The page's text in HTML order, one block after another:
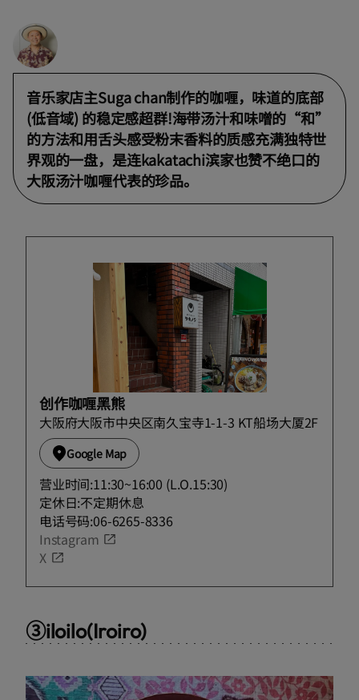
音乐家店主Suga chan制作的咖喱，味道的底部
(低音域) 的稳定感超群!海带汤汁和味噌的“和”
的方法和用舌头感受粉末香料的质感充满独特世
界观的一盘，是连kakatachi滨家也赞不绝口的
大阪汤汁咖喱代表的珍品。
创作咖喱黑熊
大阪府大阪市中央区南久宝寺1-1-3 KT船场大厦2F
Google Map
营业时间:11:30~16:00 (L.O.15:30)
定休日:不定期休息
电话号码:06-6265-8336
Instagram
X
③iloilo(Iroiro)